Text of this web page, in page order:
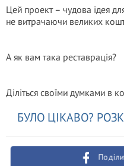
Цей проект – чудова ідея
не витрачаючи великих
А як вам така реставрація?
Діліться своїми думками в
БУЛО ЦІКАВО?